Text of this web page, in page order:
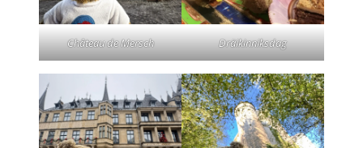
Château de Mersch Dräikinniksdag